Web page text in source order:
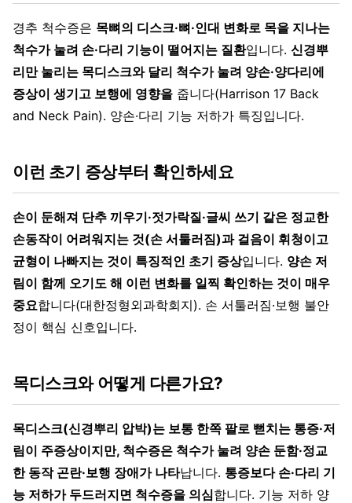
경추 척수증은 목뼈의 디스크·뼈·인대 변화로 목을 지나는
척수가 눌려 손·다리 기능이 떨어지는 질환입니다. 신경뿌
리만 눌리는 목디스크와 달리 척수가 눌려 양손·양다리에
증상이 생기고 보행에 영향을 줍니다(Harrison 17 Back
and Neck Pain). 양손·다리 기능 저하가 특징입니다.
이런 초기 증상부터 확인하세요
손이 둔해져 단추 끼우기·젓가락질·글씨 쓰기 같은 정교한
손동작이 어려워지는 것(손 서툴러짐)과 걸음이 휘청이고
균형이 나빠지는 것이 특징적인 초기 증상입니다. 양손 저
림이 함께 오기도 해 이런 변화를 일찍 확인하는 것이 매우
중요합니다(대한정형외과학회지). 손 서툴러짐·보행 불안
정이 핵심 신호입니다.
목디스크와 어떻게 다른가요?
목디스크(신경뿌리 압박)는 보통 한쪽 팔로 뻗치는 통증·저
림이 주증상이지만, 척수증은 척수가 눌려 양손 둔함·정교
한 동작 곤란·보행 장애가 나타납니다. 통증보다 손·다리 기
능 저하가 두드러지면 척수증을 의심합니다. 기능 저하 양